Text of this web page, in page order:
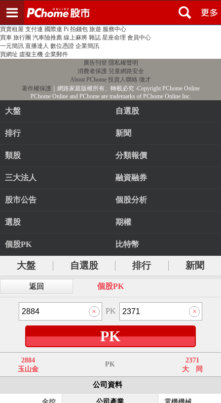
PChome首頁 線上購物 24h購物 書店
買賣租屋 支付連 國際連 Pi 拍錢包 旅遊 服務中心
買車 旅行團 汽車險推薦 線上麻將 雜誌 星座命理 會員中心
一元簡訊 直播達人 數位憑證 企業簡訊
買網址 虛擬主機 企業郵件
廣告刊登 隱私權聲明
消費者保護 兒童網路安全
About PChome 投資人聯絡 徵才
著作權保護 ｜網路家庭版權所有、轉載必究‧Copyright PChome Online
PChome Online and PChome are trademarks of PChome Online Inc.
大盤 自選股
排行 新聞
類股 分類報價
三大法人 融資融券
股市公告 個股分析
選股 期權
個股PK 比特幣
大盤 自選股 排行 新聞
返回 個股PK
PK
PK
2884
玉山金
PK
2371
大 同
公司資料